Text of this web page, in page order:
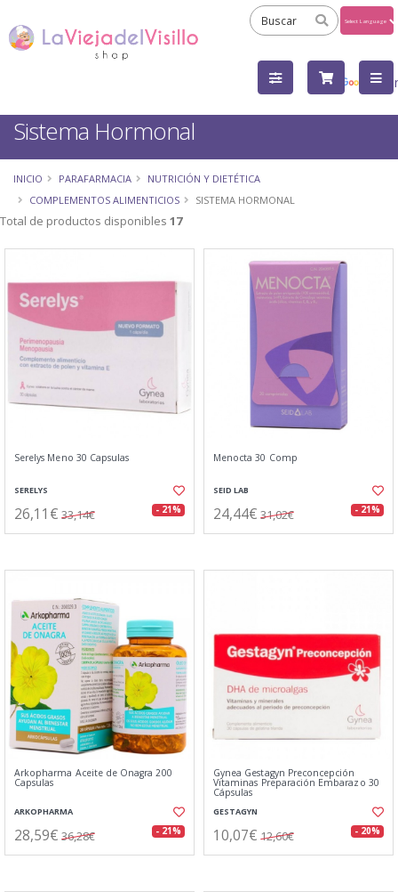
by
Sistema Hormonal
INICIO PARAFARMACIA
NUTRICIÓN Y DIETÉTICA
COMPLEMENTOS ALIMENTICIOS
SISTEMA HORMONAL
Total de productos disponibles 17
Serelys Meno 30 Capsulas
SERELYS
26,11€ 33,14€ - 21%
Menocta 30 Comp
SEID LAB
24,44€ 31,02€ - 21%
Arkopharma Aceite de Onagra 200
Capsulas
ARKOPHARMA
28,59€ 36,28€ - 21%
Gynea Gestagyn Preconcepción
Vitaminas Preparación Embarazo 30
Cápsulas
GESTAGYN
10,07€ 12,60€ - 20%